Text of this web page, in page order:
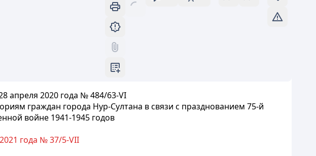
апреля 2020 года № 484/63-VI
граждан города Нур-Султана в связи с празднованием 75-й
войне 1941-1945 годов
года № 37/5-VII